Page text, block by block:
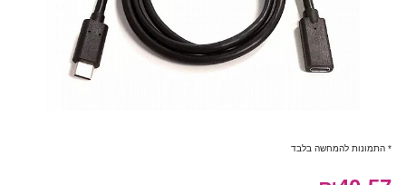
* התמונות להמחשה בלבד